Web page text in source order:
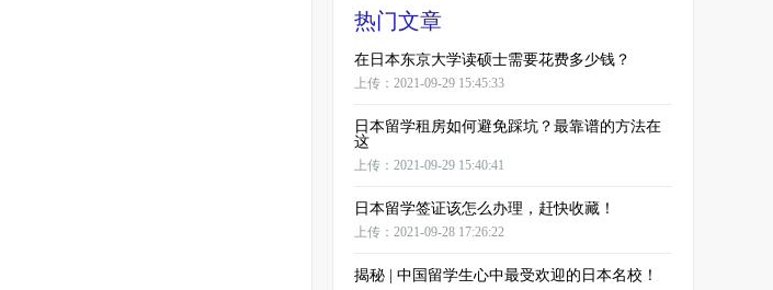
热门文章
在日本东京大学读硕士需要花费多少钱？
上传：2021-09-29 15:45:33
日本留学租房如何避免踩坑？最靠谱的方法在
这
上传：2021-09-29 15:40:41
日本留学签证该怎么办理，赶快收藏！
上传：2021-09-28 17:26:22
揭秘 | 中国留学生心中最受欢迎的日本名校！